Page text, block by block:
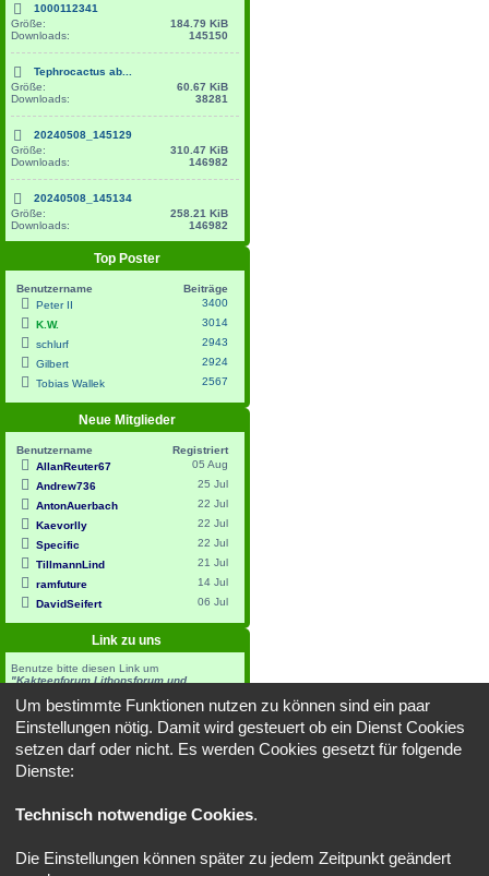
1000112341
Größe:
184.79 KiB
Downloads:
145150
Tephrocactus ab...
Größe:
60.67 KiB
Downloads:
38281
20240508_145129
Größe:
310.47 KiB
Downloads:
146982
20240508_145134
Größe:
258.21 KiB
Downloads:
146982
Top Poster
Benutzername
Beiträge
Peter II
3400
K.W.
3014
schlurf
2943
Gilbert
2924
Tobias Wallek
2567
Neue Mitglieder
Benutzername
Registriert
AllanReuter67
05 Aug
Andrew736
25 Jul
AntonAuerbach
22 Jul
Kaevorlly
22 Jul
Specific
22 Jul
TillmannLind
21 Jul
ramfuture
14 Jul
DavidSeifert
06 Jul
Link zu uns
Benutze bitte diesen Link um
"Kakteenforum Lithopsforum und
bei dir zu verlinken:
HTML:
BBCode:
Board3 Portal
Portal Foren-Übersicht Alle Zeiten sindUTC+02:00
Um bestimmte Funktionen nutzen zu können sind ein paar
Einstellungen nötig. Damit wird gesteuert ob ein Dienst Cookies
setzen darf oder nicht. Es werden Cookies gesetzt für folgende
Dienste:
Technisch notwendige Cookies.
Die Einstellungen können später zu jedem Zeitpunkt geändert